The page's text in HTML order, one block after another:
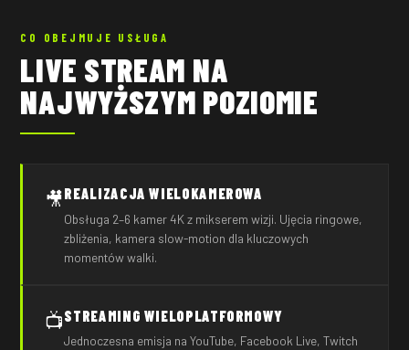
CO OBEJMUJE USŁUGA
LIVE STREAM NA
NAJWYŻSZYM POZIOMIE
🎥REALIZACJA WIELOKAMEROWA
Obsługa 2–6 kamer 4K z mikserem wizji. Ujęcia ringowe,
zbliżenia, kamera slow-motion dla kluczowych
momentów walki.
📺STREAMING WIELOPLATFORMOWY
Jednoczesna emisja na YouTube, Facebook Live, Twitch